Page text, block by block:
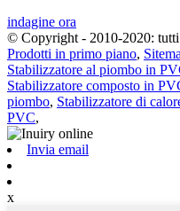
indagine ora
© Copyright - 2010-2020:
Prodotti in primo piano,
Stabilizzatore al piombo in
Stabilizzatore composto in
piombo, Stabilizzatore di
PVC,
Invia email
x